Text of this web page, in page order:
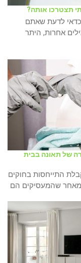
תצטרכו אותה?
כדאי לדעת שאתם
אחרות, היתר
של תאונה בבית
התייחסות בחוקים
מאחר שהמעסיקים הם